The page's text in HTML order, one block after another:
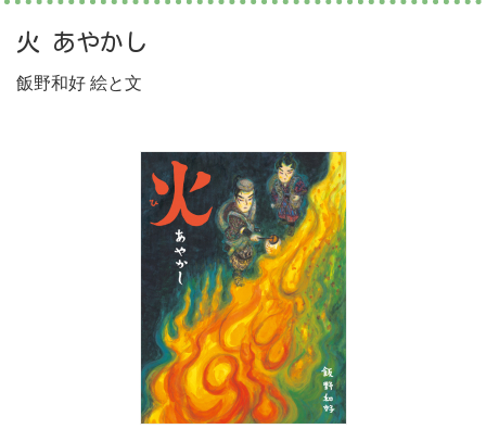
火 あやかし
飯野和好 絵と文